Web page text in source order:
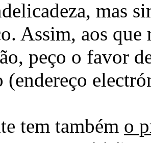
mas
Assim, aos
peço o favor
(endereço
tem também o